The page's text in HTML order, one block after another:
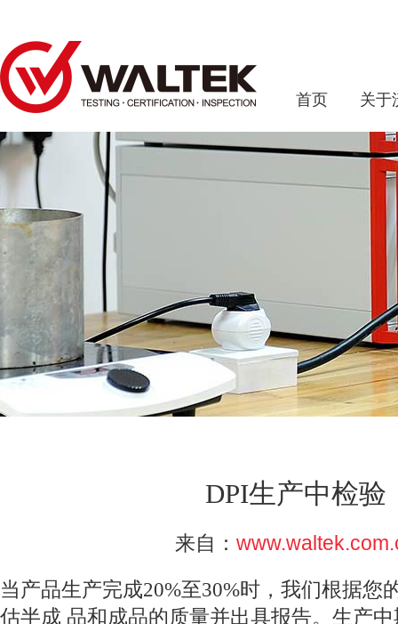
首页 关于
DPI生产中检验
来自：
当产品生产完成20%至30%时，我们根据您
估半成 品和成品的质量并出具报告。生产